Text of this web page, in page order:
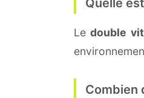
Ledouble
Combien